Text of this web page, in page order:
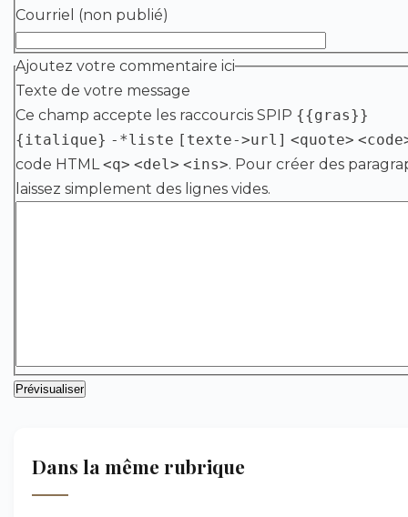
Courriel (non publié)
Ajoutez votre commentaire ici
Texte de votre message
Ce champ accepte les raccourcis SPIP {{gras}}
{italique} -*liste [texte->url] <quote>
code HTML<q> <del> <ins>. Pour créer des
laissez simplement des lignes vides.
Dans la même rubrique